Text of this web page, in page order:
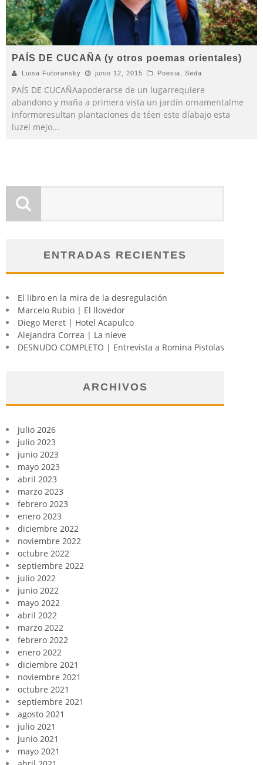
PAÍS DE CUCAÑA (y otros poemas orientales)
Luisa Futoransky junio 12, 2015 Poesia Seda
PAÍS DE CUCAÑAapoderarse de un lugarrequiere
abandono y maña a primera vista un jardín ornamentalme
informoresultan plantaciones de téen este díabajo esta
luzel mejo...
ENTRADAS RECIENTES
El libro en la mira de la desregulación
Marcelo Rubio | El llovedor
Diego Meret | Hotel Acapulco
Alejandra Correa | La nieve
DESNUDO COMPLETO | Entrevista a Romina Pistolas
ARCHIVOS
julio 2026
julio 2023
junio 2023
mayo 2023
abril 2023
marzo 2023
febrero 2023
enero 2023
diciembre 2022
noviembre 2022
octubre 2022
septiembre 2022
julio 2022
junio 2022
mayo 2022
abril 2022
marzo 2022
febrero 2022
enero 2022
diciembre 2021
noviembre 2021
octubre 2021
septiembre 2021
agosto 2021
julio 2021
junio 2021
mayo 2021